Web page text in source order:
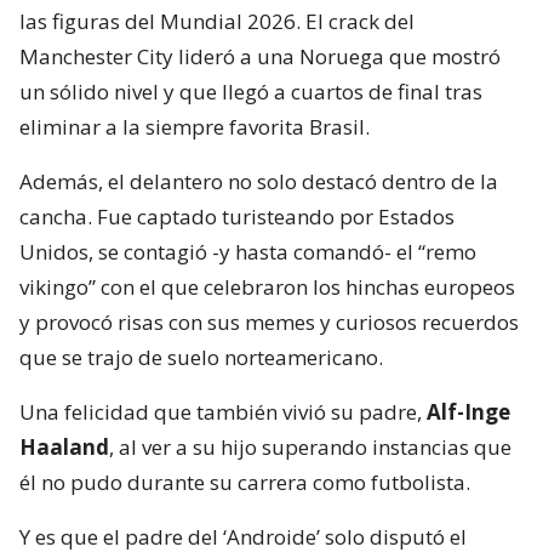
las figuras del Mundial 2026. El crack del
Manchester City lideró a una Noruega que mostró
un sólido nivel y que llegó a cuartos de final tras
eliminar a la siempre favorita Brasil.
Además, el delantero no solo destacó dentro de la
cancha. Fue captado turisteando por Estados
Unidos, se contagió -y hasta comandó- el “remo
vikingo” con el que celebraron los hinchas europeos
y provocó risas con sus memes y curiosos recuerdos
que se trajo de suelo norteamericano.
Una felicidad que también vivió su padre, Alf-Inge
Haaland, al ver a su hijo superando instancias que
él no pudo durante su carrera como futbolista.
Y es que el padre del ‘Androide’ solo disputó el